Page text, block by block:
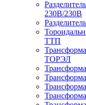
230В/230В
ТТП
ТОРЭЛ